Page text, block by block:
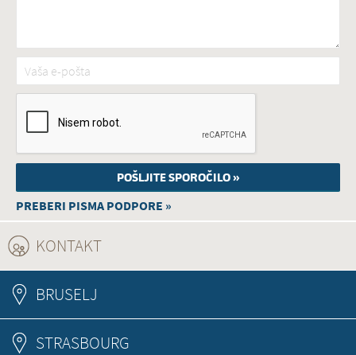
Vaša e-pošta*
PREBERI PISMA PODPORE »
KONTAKT
BRUSELJ
STRASBOURG